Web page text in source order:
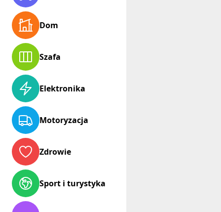
Dom
Szafa
Elektronika
Motoryzacja
Zdrowie
Sport i turystyka